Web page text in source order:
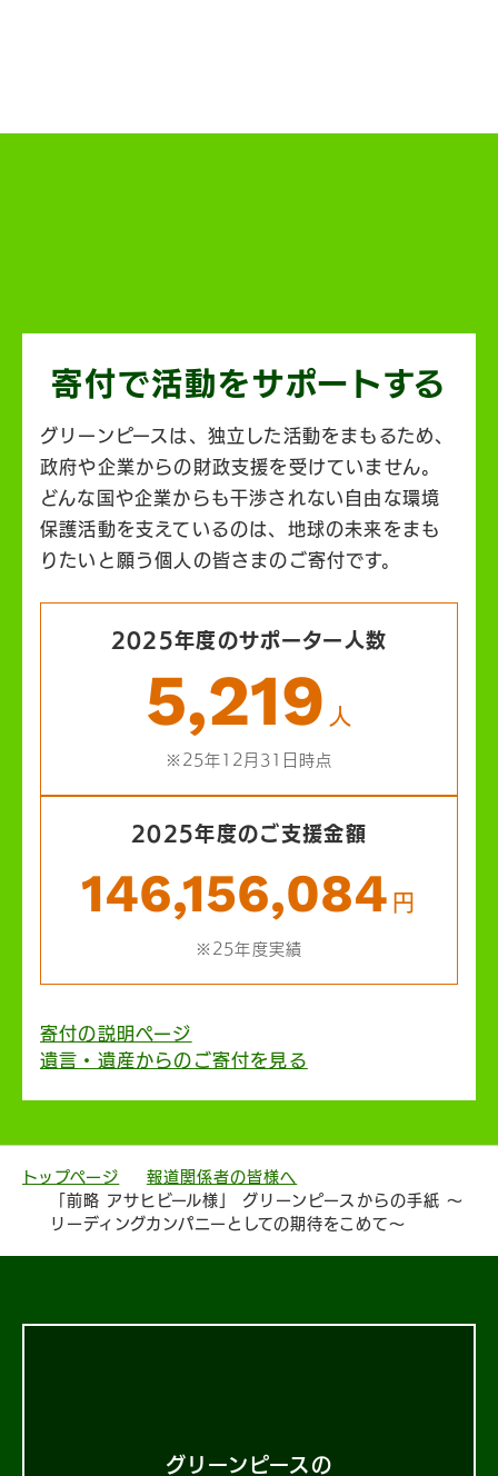
寄付で活動をサポートする
グリーンピースは、独立した活動をまもるため、
政府や企業からの財政支援を受けていません。
どんな国や企業からも干渉されない自由な環境
保護活動を支えているのは、地球の未来をまも
りたいと願う個人の皆さまのご寄付です。
2025年度のサポーター人数
5,219 人
※25年12月31日時点
2025年度のご支援金額
146,156,084 円
※25年度実績
寄付の説明ページ
遺言・遺産からのご寄付を見る
トップページ
報道関係者の皆様へ
「前略 アサヒビール様」 グリーンピースからの手紙 ～
リーディングカンパニーとしての期待をこめて～
グリーンピースの